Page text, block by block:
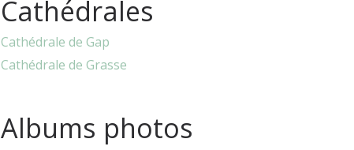
Cathédrales
Cathédrale de Gap
Cathédrale de Grasse
Albums photos